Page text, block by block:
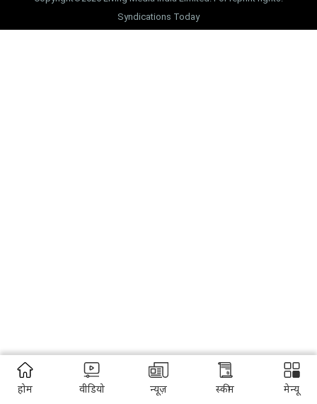
Syndications Today
होम वीडियो न्यूज़ स्कीम मेन्यू